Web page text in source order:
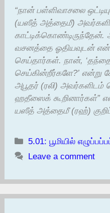
“நான் பள்ளிவாசலை
(யஸீத் அத்தைமீ)
வசனத்தை ஓதியவுடன்
செய்தார்கள். நான்,
செய்கின்றீர்களே?’ என்று
அபூதர் (ரலி) அவர்களிடம்
ஹதீஸைக் கூறினார்கள்”
யஸீத் அத்தைமீ (ரஹ்)
Categories
5.01: பூமியில்
Leave a comment